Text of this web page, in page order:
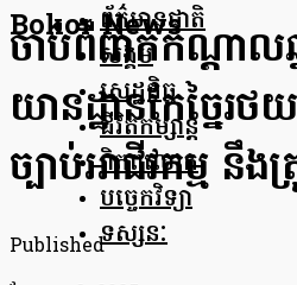
Bokor News
ព័ត៌មានជាតិ
សង្គម
សេដ្ឋកិច្ច
ជីវិតកម្សាន្ត
ពិភពលោក
បច្ចេកវិទ្យា
ទស្សនៈ
ចាប់ពីពាក់កណ្តាល
យានដ្ឋានកែច្នៃរ
ច្បាប់អាជីវកម្ម នឹ
Published